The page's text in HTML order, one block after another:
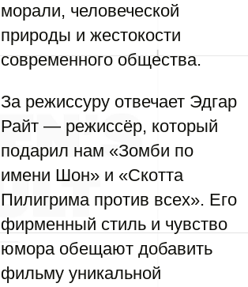
морали, человеческой
природы и жестокости
современного общества.
За режиссуру отвечает Эдгар
Райт — режиссёр, который
подарил нам «Зомби по
имени Шон» и «Скотта
Пилигрима против всех». Его
фирменный стиль и чувство
юмора обещают добавить
фильму уникальной